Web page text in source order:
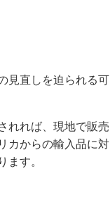
見直しを迫られる可
れれば、現地で販売
カからの輸入品に対
ます。